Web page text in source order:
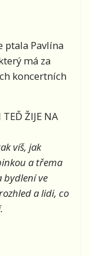
ptala Pavlína
má za
koncertních
TEĎ ŽIJE NA
víš, jak
a třema
bydlení ve
a lidi, co